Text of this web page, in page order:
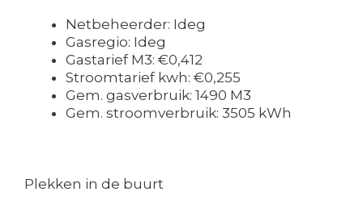
Netbeheerder: Ideg
Gasregio: Ideg
Gastarief M3: €0,412
Stroomtarief kwh: €0,255
Gem. gasverbruik: 1490 M3
Gem. stroomverbruik: 3505 kWh
Plekken in de buurt